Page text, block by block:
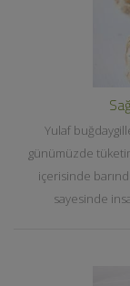
Yulaf
günümüzde
içerisinde
sayesinde